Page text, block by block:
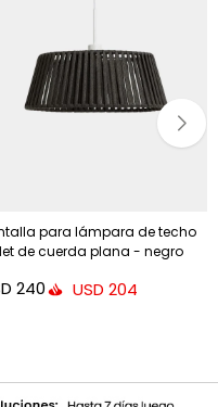
para lámpara de techo
de cuerda plana - negro
240 USD 204